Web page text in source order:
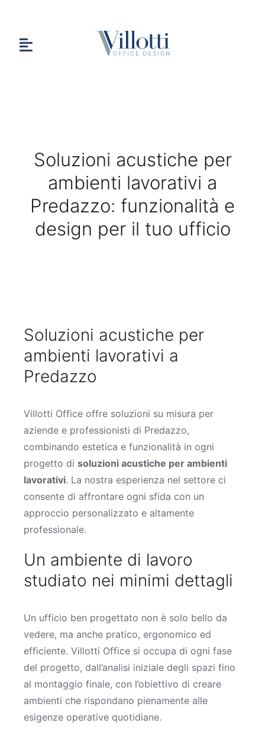
contenuto
Toggle
CHI SIAMO
PORTFOLIO
Soluzioni acustiche per
ambienti lavorativi a
Predazzo: funzionalità e
design per il tuo ufficio
Soluzioni acustiche per
ambienti lavorativi a
Predazzo
Villotti Office offre soluzioni su misura per
aziende e professionisti di Predazzo,
combinando estetica e funzionalità in ogni
progetto di soluzioni acustiche per ambienti
lavorativi. La nostra esperienza nel settore ci
consente di affrontare ogni sfida con un
approccio personalizzato e altamente
professionale.
Un ambiente di lavoro
studiato nei minimi dettagli
Un ufficio ben progettato non è solo bello da
vedere, ma anche pratico, ergonomico ed
efficiente. Villotti Office si occupa di ogni fase
del progetto, dall’analisi iniziale degli spazi fino
al montaggio finale, con l’obiettivo di creare
ambienti che rispondano pienamente alle
esigenze operative quotidiane.